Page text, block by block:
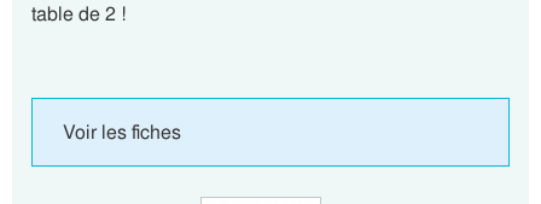
table de 2 !
Voir les fiches